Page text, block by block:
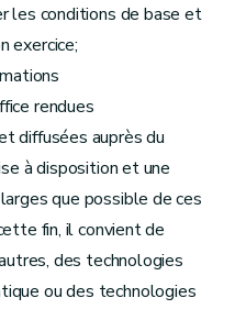
les conditions de base et
exercice;
rendues
diffusées auprès du
à disposition et une
que possible de ces
fin, il convient de
des technologies
ou des technologies